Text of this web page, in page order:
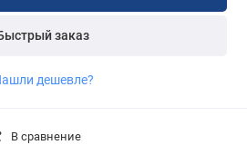
заказ
дешевле?
В сравнение